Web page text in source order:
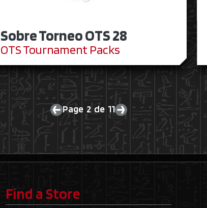
Sobre Torneo OTS 28
OTS Tournament Packs
Previous page
Page 2 de 11
Next page
Find a Store